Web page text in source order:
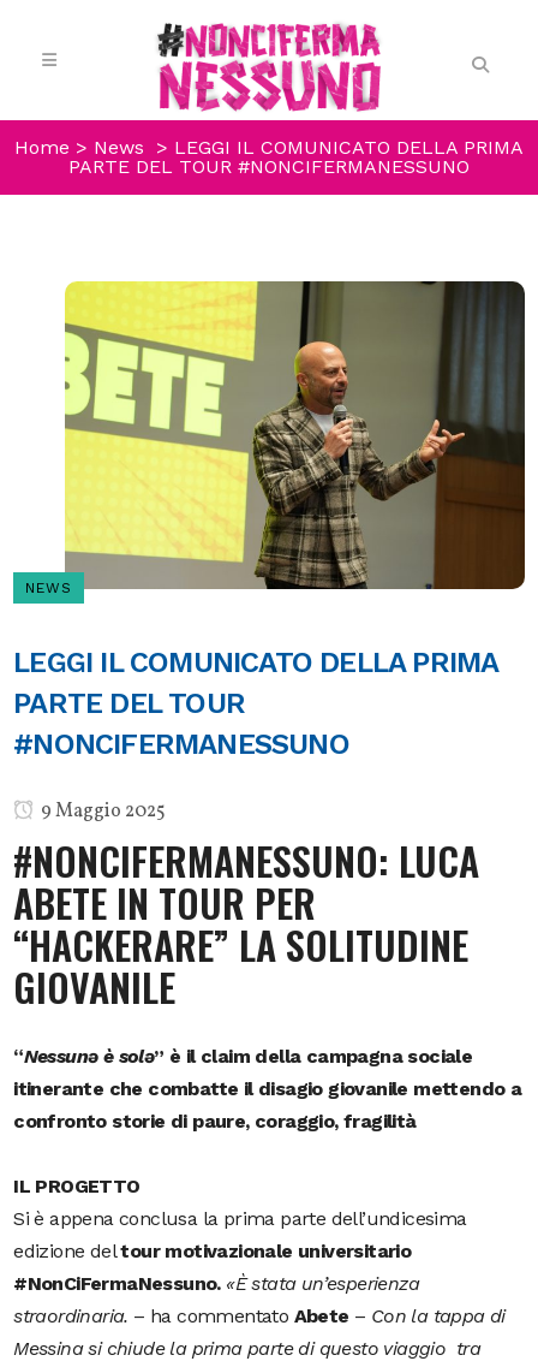
Home > News > LEGGI IL COMUNICATO DELLA PRIMA
PARTE DEL TOUR #NONCIFERMANESSUNO
NEWS
LEGGI IL COMUNICATO DELLA PRIMA
PARTE DEL TOUR
#NONCIFERMANESSUNO
9 Maggio 2025
#NONCIFERMANESSUNO: LUCA
ABETE IN TOUR PER
“HACKERARE” LA SOLITUDINE
GIOVANILE
“Nessunə è solə” è il claim della campagna sociale
itinerante che combatte il disagio giovanile mettendo a
confronto storie di paure, coraggio, fragilità
IL PROGETTO
Si è appena conclusa la prima parte dell’undicesima
edizione deltour motivazionale universitario
#NonCiFermaNessuno. «È stata un’esperienza
straordinaria. – ha commentato Abete – Con la tappa di
Messina si chiude la prima parte di questo viaggio tra